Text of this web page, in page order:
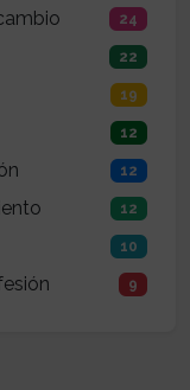
24
22
19
12
12
12
10
9